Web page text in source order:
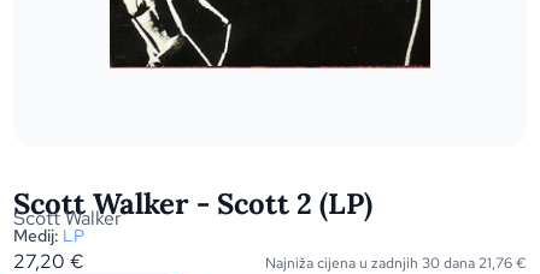
Scott Walker - Scott 2 (LP)
Scott Walker
Medij: LP
27,20€ Najniža cijena u zadnjih 30 dana 21,76€